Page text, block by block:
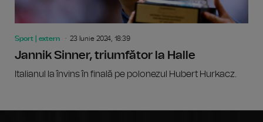
Sport | extern 23 Iunie 2024, 18:39
Jannik Sinner, triumfător la Halle
Italianul la învins în finală pe polonezul Hubert Hurkacz.